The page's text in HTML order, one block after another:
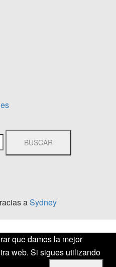
aSydney
que damos la mejor
web. Si sigues utilizando